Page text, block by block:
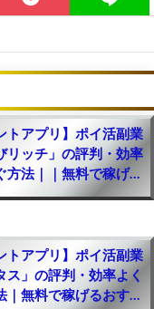
方法)｜PS4・
るチートがヤ
略】
自動チートツ
・PS5・
ペックスレジェ
料でチート級
トアプリ】ポイ活副業
リッチ」の評判・効率
方法｜｜無料で稼げる
サイト・収入を増やす
トアプリ】ポイ活副業
ス」の評判・効率よく
｜無料で稼げるおすす